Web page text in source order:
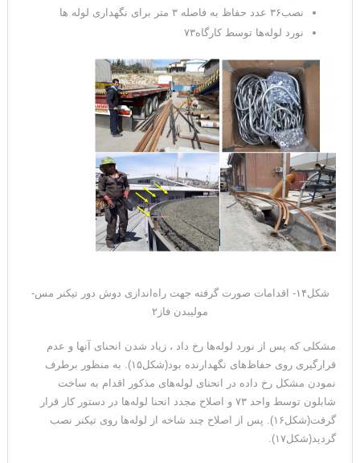
نصب۳۶ عدد حفاظ به فاصله ۳ متر برای نگهداری لوله ها
نورد لوله‌ها توسط کارگاه۷۳
شکل۱۴- اقدامات صورت گرفته جهت راه‌اندازی دوش دور تیکنر مس-
مولیبدن فاز۲
مشکلی که پس از نورد لوله‌ها رخ داد ، زیاد شدن انحنای آنها و عدم
قرارگیری روی حفاظ‌های نگهدارنده بود(شکل۱۵). به منظور برطرف
نمودن مشکل رخ داده در انحنای لوله‌های مذکور اقدام به ساخت
شابلون توسط واحد ۷۳ و اصلاح مجدد انحنا لوله‌ها در دستور کار قرار
گرفت(شکل۱۶). پس از اصلاح چند شاخه از لوله‌ها روی تیکنر نصب
گردید(شکل۱۷).